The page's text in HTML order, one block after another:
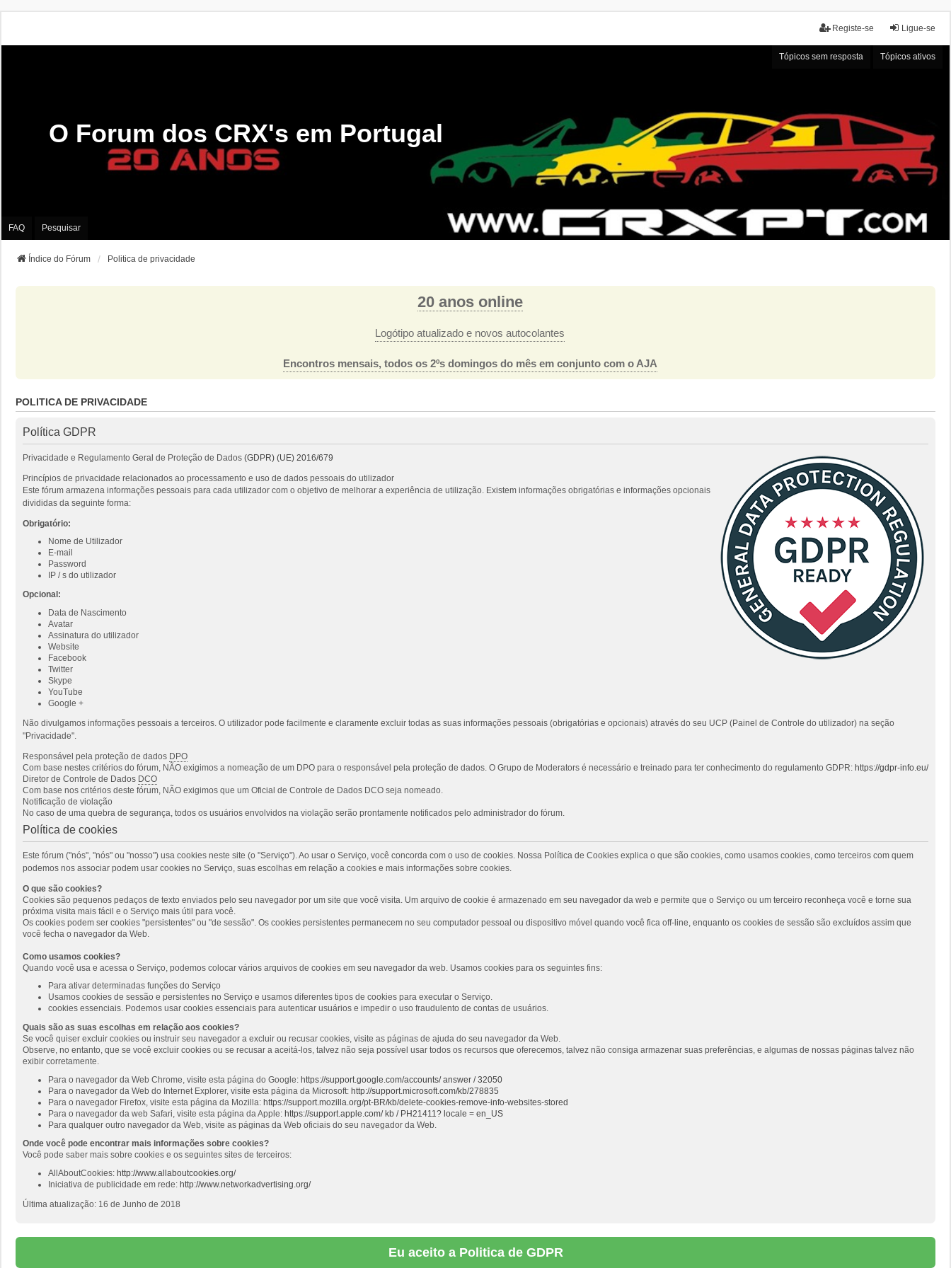
Ligue-se
Registe-se
Tópicos sem resposta Tópicos ativos
O Forum dos CRX's em Portugal
FAQ Pesquisar
Índice do Fórum Politica de privacidade
20 anos online
Logótipo atualizado e novos autocolantes
Encontros mensais, todos os 2ºs domingos do mês em conjunto com o AJA
POLITICA DE PRIVACIDADE
Política GDPR
Privacidade e Regulamento Geral de Proteção de Dados (GDPR) (UE) 2016/679
Princípios de privacidade relacionados ao processamento e uso de dados pessoais do utilizador
Este fórum armazena informações pessoais para cada utilizador com o objetivo de melhorar a experiência de utilização. Existem informações obrigatórias e informações opcionais
divididas da seguinte forma:
Obrigatório:
Nome de Utilizador
E-mail
Password
IP / s do utilizador
Opcional:
Data de Nascimento
Avatar
Assinatura do utilizador
Website
Facebook
Twitter
Skype
YouTube
Google +
Não divulgamos informações pessoais a terceiros. O utilizador pode facilmente e claramente excluir todas as suas informações pessoais (obrigatórias e opcionais) através do seu UCP (Painel de Controle do utilizador) na seção
"Privacidade".
Responsável pela proteção de dados DPO
Com base nestes critérios do fórum, NÃO exigimos a nomeação de um DPO para o responsável pela proteção de dados. O Grupo de Moderators é necessário e treinado para ter conhecimento do regulamento GDPR: https://gdpr-info.eu/
Diretor de Controle de Dados DCO
Com base nos critérios deste fórum, NÃO exigimos que um Oficial de Controle de Dados DCO seja nomeado.
Notificação de violação
No caso de uma quebra de segurança, todos os usuários envolvidos na violação serão prontamente notificados pelo administrador do fórum.
Política de cookies
Este fórum ("nós", "nós" ou "nosso") usa cookies neste site (o "Serviço"). Ao usar o Serviço, você concorda com o uso de cookies. Nossa Política de Cookies explica o que são cookies, como usamos cookies, como terceiros com quem
podemos nos associar podem usar cookies no Serviço, suas escolhas em relação a cookies e mais informações sobre cookies.
O que são cookies?
Cookies são pequenos pedaços de texto enviados pelo seu navegador por um site que você visita. Um arquivo de cookie é armazenado em seu navegador da web e permite que o Serviço ou um terceiro reconheça você e torne sua
próxima visita mais fácil e o Serviço mais útil para você.
Os cookies podem ser cookies "persistentes" ou "de sessão". Os cookies persistentes permanecem no seu computador pessoal ou dispositivo móvel quando você fica off-line, enquanto os cookies de sessão são excluídos assim que
você fecha o navegador da Web.
Como usamos cookies?
Quando você usa e acessa o Serviço, podemos colocar vários arquivos de cookies em seu navegador da web. Usamos cookies para os seguintes fins:
Para ativar determinadas funções do Serviço
Usamos cookies de sessão e persistentes no Serviço e usamos diferentes tipos de cookies para executar o Serviço.
cookies essenciais. Podemos usar cookies essenciais para autenticar usuários e impedir o uso fraudulento de contas de usuários.
Quais são as suas escolhas em relação aos cookies?
Se você quiser excluir cookies ou instruir seu navegador a excluir ou recusar cookies, visite as páginas de ajuda do seu navegador da Web.
Observe, no entanto, que se você excluir cookies ou se recusar a aceitá-los, talvez não seja possível usar todos os recursos que oferecemos, talvez não consiga armazenar suas preferências, e algumas de nossas páginas talvez não
exibir corretamente.
Para o navegador da Web Chrome, visite esta página do Google: https://support.google.com/accounts/ answer / 32050
Para o navegador da Web do Internet Explorer, visite esta página da Microsoft: http://support.microsoft.com/kb/278835
Para o navegador Firefox, visite esta página da Mozilla: https://support.mozilla.org/pt-BR/kb/delete-cookies-remove-info-websites-stored
Para o navegador da web Safari, visite esta página da Apple: https://support.apple.com/ kb / PH21411? locale = en_US
Para qualquer outro navegador da Web, visite as páginas da Web oficiais do seu navegador da Web.
Onde você pode encontrar mais informações sobre cookies?
Você pode saber mais sobre cookies e os seguintes sites de terceiros:
AllAboutCookies: http://www.allaboutcookies.org/
Iniciativa de publicidade em rede: http://www.networkadvertising.org/
Última atualização: 16 de Junho de 2018